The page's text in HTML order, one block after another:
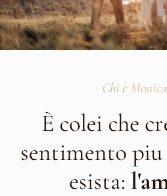
Chi è Monica
È colei che
sentimento
esista: